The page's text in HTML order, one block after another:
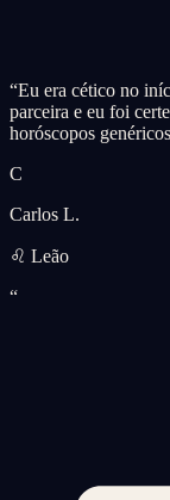
“Eu era cético no
parceira e eu foi
horóscopos
C
Carlos L.
♌ Leão
“